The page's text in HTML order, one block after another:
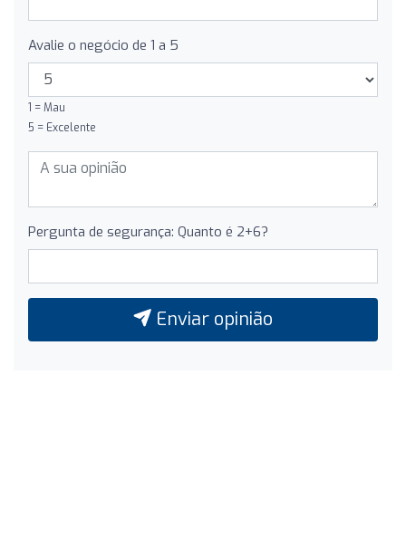
Avalie o negócio de 1 a 5
1 = Mau
5 = Excelente
Pergunta de segurança: Quanto é 2+6?
Enviar opinião